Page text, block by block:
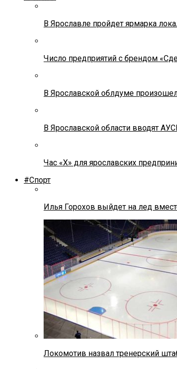
В Ярославле пройдет ярмарка
Число предприятий с брендом
В Ярославской облдуме
В Ярославской области вводят
Час «Х» для ярославских
#Спорт
Илья Горохов выйдет на лед
Локомотив назвал тренерский